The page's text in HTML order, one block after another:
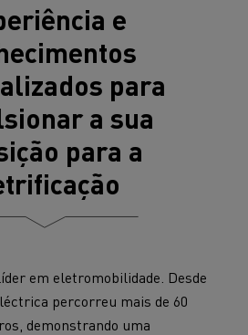
e
para
a sua
para a
em eletromobilidade. Desde
percorreu mais de 60
demonstrando uma